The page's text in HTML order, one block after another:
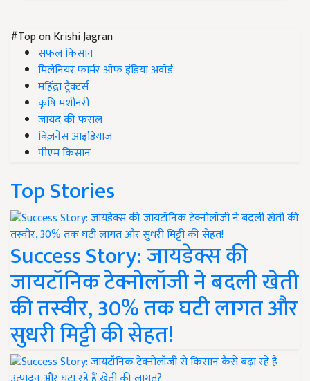
#Top on Krishi Jagran
सफल किसान
मिलेनियर फार्मर ऑफ इंडिया अवॉर्ड
महिंद्रा ट्रैक्टर्स
कृषि मशीनरी
जायद की फसल
बिज़नेस आइडियाज
पीएम किसान
Top Stories
Success Story: जायडेक्स की
जायटॉनिक टेक्नोलॉजी ने बदली खेती
की तस्वीर, 30% तक घटी लागत और
सुधरी मिट्टी की सेहत!